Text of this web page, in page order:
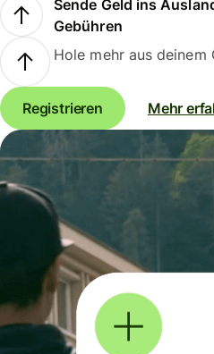
Sende Geld ins
Gebühren
Hole mehr aus deinem
Registrieren Mehr